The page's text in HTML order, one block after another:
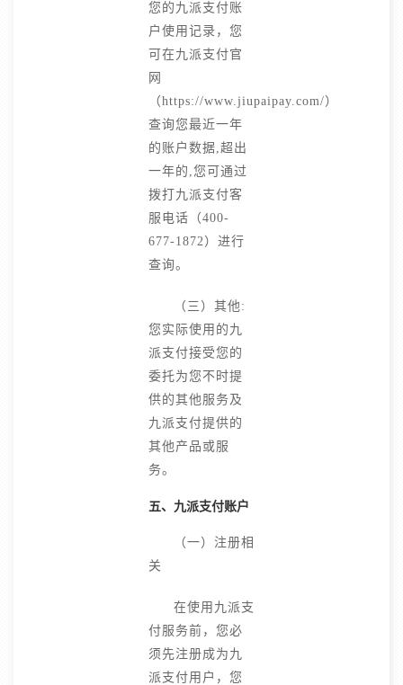
您的九派支付账
户使用记录，您
可在九派支付官
网
（https://www.jiupaipay.com/）
查询您最近一年
的账户数据,超出
一年的,您可通过
拨打九派支付客
服电话（400-
677-1872）进行
查询。
（三）其他:
您实际使用的九
派支付接受您的
委托为您不时提
供的其他服务及
九派支付提供的
其他产品或服
务。
五、九派支付账户
（一）注册相
关
在使用九派支
付服务前，您必
须先注册成为九
派支付用户，您